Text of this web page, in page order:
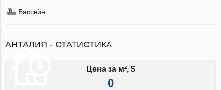
Бассейн
АНТАЛИЯ - СТАТИСТИКА
Цена за м², $
0